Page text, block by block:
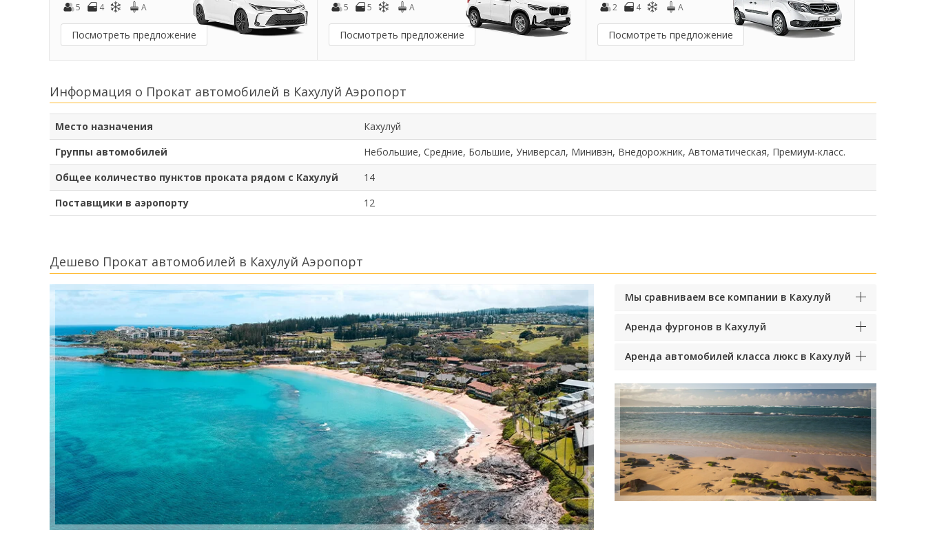
5
4 A
Посмотреть предложение
5
5 A
Посмотреть предложение
2
4 A
Посмотреть предложение
Информация о Прокат автомобилей в Кахулуй Аэропорт
Место назначения
Кахулуй
Группы автомобилей
Небольшие, Средние, Большие, Универсал, Минивэн, Внедорожник, Автоматическая, Премиум-класс.
Общее количество пунктов проката рядом с Кахулуй
14
Поставщики в аэропорту
12
Дешево Прокат автомобилей в Кахулуй Аэропорт
Мы сравниваем все компании в Кахулуй
Аренда фургонов в Кахулуй
Аренда автомобилей класса люкс в Кахулуй